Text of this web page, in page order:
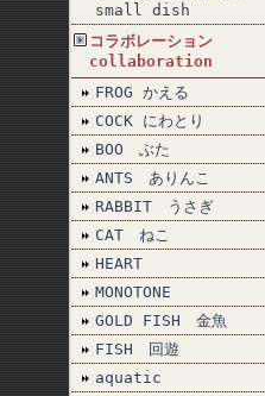
small dish
コラボレーション
collaboration
FROG かえる
COCK にわとり
BOO ぶた
ANTS ありんこ
RABBIT うさぎ
CAT ねこ
HEART
MONOTONE
GOLD FISH 金魚
FISH 回遊
aquatic